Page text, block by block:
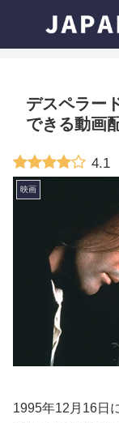
デスペラー
できる動画
4.1
映画
1995年12月16日